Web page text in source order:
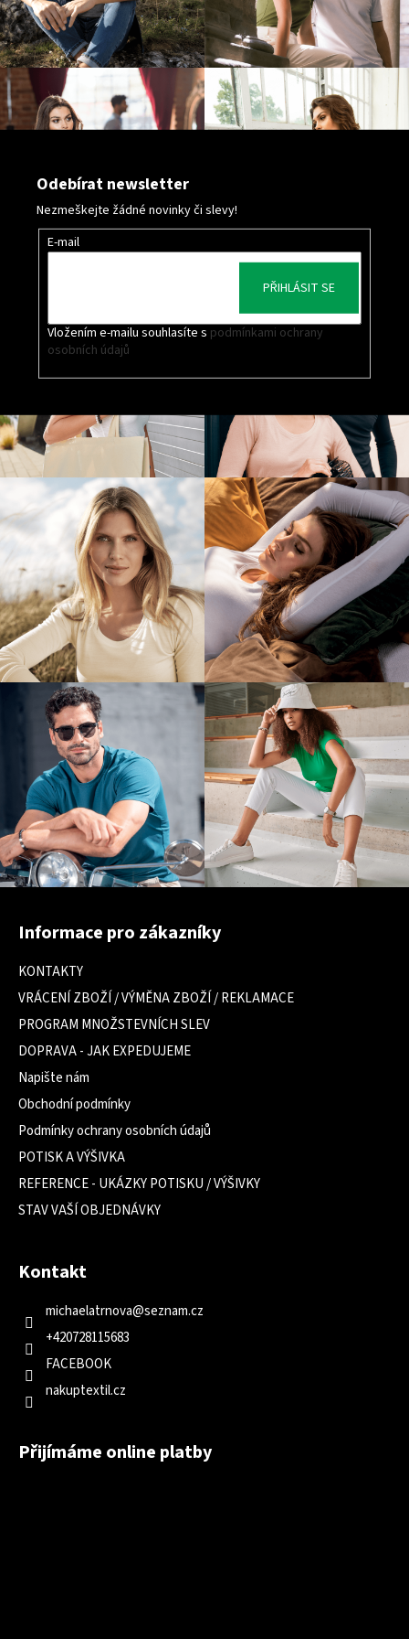
Odebírat newsletter
Nezmeškejte žádné novinky či slevy!
E-mail
Vložením e-mailu souhlasíte s podmínkami ochrany
osobních údajů
PŘIHLÁSIT SE
Z
Informace pro zákazníky
KONTAKTY
VRÁCENÍ ZBOŽÍ / VÝMĚNA ZBOŽÍ / REKLAMACE
PROGRAM MNOŽSTEVNÍCH SLEV
DOPRAVA - JAK EXPEDUJEME
Napište nám
Obchodní podmínky
Podmínky ochrany osobních údajů
POTISK A VÝŠIVKA
REFERENCE - UKÁZKY POTISKU / VÝŠIVKY
STAV VAŠÍ OBJEDNÁVKY
Kontakt
michaelatrnova@seznam.cz
+420728115683
FACEBOOK
nakuptextil.cz
Přijímáme online platby